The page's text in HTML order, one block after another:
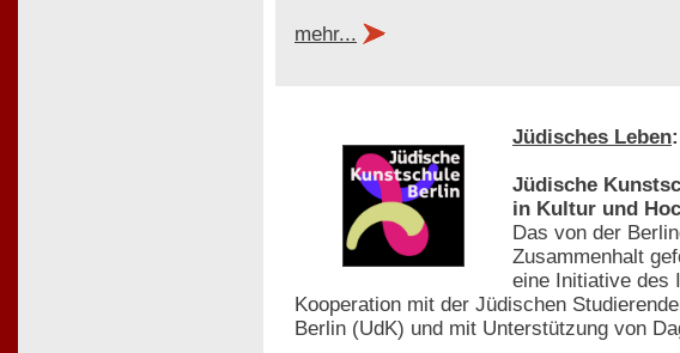
mehr...
Jüdisches Leben:
Jüdische
in Kultur und
Das von der
Zusammenhalt
eine Initiative des
Kooperation mit der Jüdischen
Berlin (UdK) und mit Unterstützung von